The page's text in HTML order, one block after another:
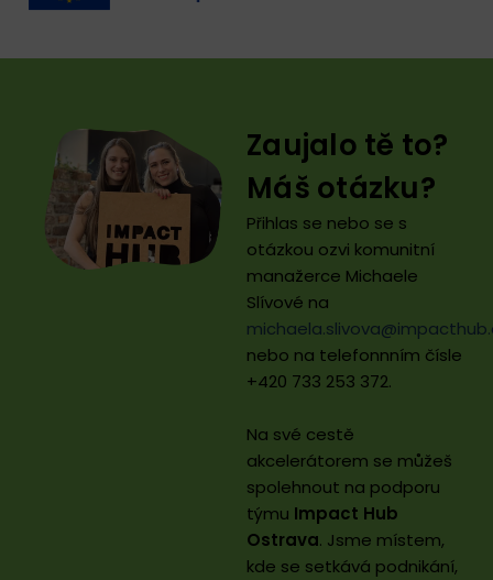
Zaujalo tě to?
Máš otázku?
Přihlas se nebo se s
otázkou ozvi komunitní
manažerce Michaele
Slívové na
nebo na telefonnním čísle
+420 733 253 372.
Na své cestě
akcelerátorem se můžeš
spolehnout na podporu
týmu Impact Hub
Ostrava. Jsme místem,
kde se setkává podnikání,